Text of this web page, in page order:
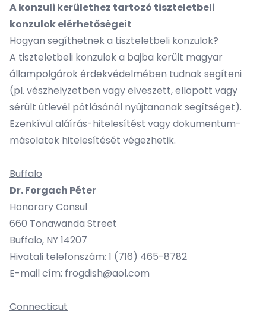
A konzuli kerülethez tartozó tiszteletbeli
konzulok elérhetőségeit
Hogyan segíthetnek a tiszteletbeli konzulok?
A tiszteletbeli konzulok a bajba került magyar
állampolgárok érdekvédelmében tudnak segíteni
(pl. vészhelyzetben vagy elveszett, ellopott vagy
sérült útlevél pótlásánál nyújtananak segítséget).
Ezenkívül aláírás-hitelesítést vagy dokumentum-
másolatok hitelesítését végezhetik.
Buffalo
Dr. Forgach Péter
Honorary Consul
660 Tonawanda Street
Buffalo, NY 14207
Hivatali telefonszám: 1 (716) 465-8782
E-mail cím: frogdish@aol.com
Connecticut